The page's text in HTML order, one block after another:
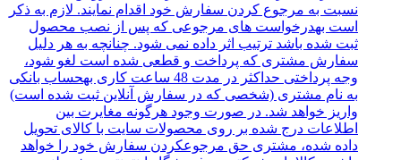
نسبت به مرجوع کردن سفارش خود اقدام نمایند. لازم به ذکر
است بهدرخواست های مرجوعی که پس از نصب محصول
ثبت شده باشد ترتیب اثر داده نمی شود. چنانچه به هر دلیل
سفارش مشتری که پرداخت و قطعی شده است لغو شود،
وجه پرداختی حداکثر در مدت 48 ساعت کاری بهحساب بانکی
به نام مشتری (شخصی که در سفارش آنلاین ثبت شده است)
واریز خواهد شد. در صورت وجود هرگونه مغایرت بین
اطلاعات درج شده بر روی محصولات سایت با کالای تحویل
داده شده، مشتری حق مرجوعکردن سفارش خود را خواهد